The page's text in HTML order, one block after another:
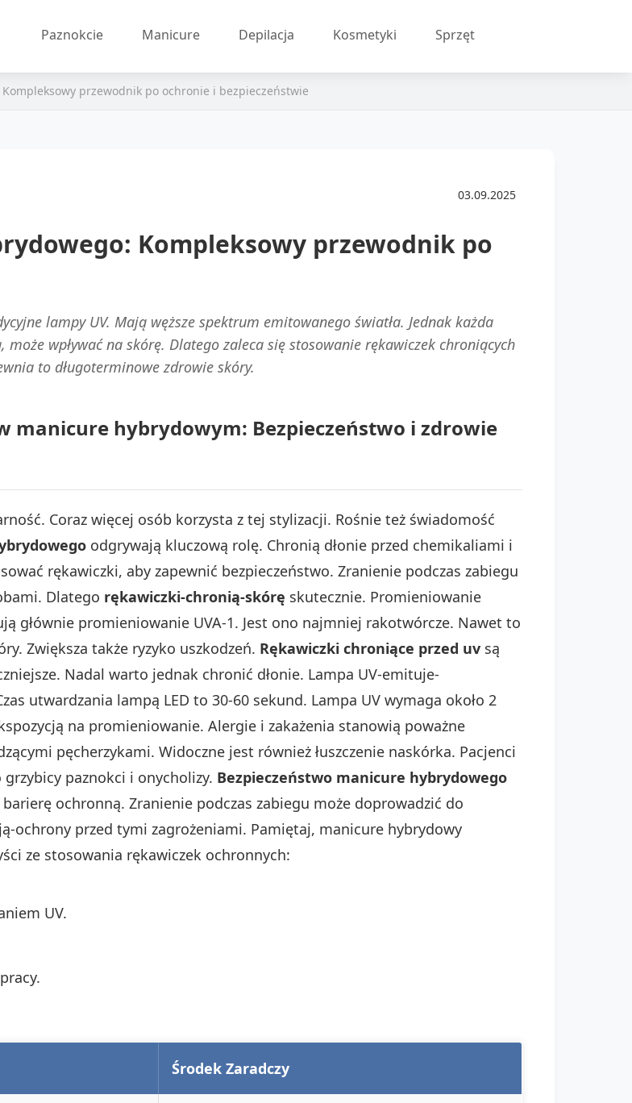
Paznokcie Manicure Depilacja Kosmetyki Sprzęt
przewodnik po ochronie i bezpieczeństwie
03.09.2025
Kompleksowy przewodnik po
lampy UV. Mają węższe spektrum emitowanego światła. Jednak każda
może wpływać na skórę. Dlatego zaleca się stosowanie rękawiczek chroniących
to długoterminowe zdrowie skóry.
manicure hybrydowym: Bezpieczeństwo i zdrowie
Coraz więcej osób korzysta z tej stylizacji. Rośnie też świadomość
odgrywają kluczową rolę. Chronią dłonie przed chemikaliami i
rękawiczki, aby zapewnić bezpieczeństwo. Zranienie podczas zabiegu
Dlatego rękawiczki-chronią-skórę skutecznie. Promieniowanie
głównie promieniowanie UVA-1. Jest ono najmniej rakotwórcze. Nawet to
Zwiększa także ryzyko uszkodzeń. Rękawiczki chroniące przed uv są
Nadal warto jednak chronić dłonie. Lampa UV-emituje-
utwardzania lampą LED to 30-60 sekund. Lampa UV wymaga około 2
na promieniowanie. Alergie i zakażenia stanowią poważne
pęcherzykami. Widoczne jest również łuszczenie naskórka. Pacjenci
paznokci i onycholizy. Bezpieczeństwo manicure hybrydowego
ochronną. Zranienie podczas zabiegu może doprowadzić do
ochrony przed tymi zagrożeniami. Pamiętaj, manicure hybrydowy
ze stosowania rękawiczek ochronnych:
UV.
Środek Zaradczy